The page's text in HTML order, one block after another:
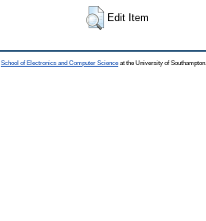
Edit Item
School of Electronics and Computer Science at the University of Southampton.